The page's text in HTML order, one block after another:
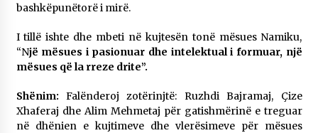
bashkëpunëtorë i mirë.
I tillë ishte dhe mbeti në kujtesën tonë mësues Namiku,
“Një mësues i pasionuar dhe intelektual i formuar, një
mësues që la rreze drite”.
Shënim: Falënderoj zotërinjtë: Ruzhdi Bajramaj, Çize
Xhaferaj dhe Alim Mehmetaj për gatishmërinë e treguar
në dhënien e kujtimeve dhe vlerësimeve për mësues